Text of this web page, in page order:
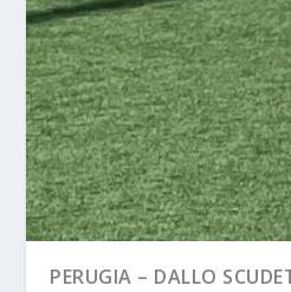
PERUGIA – DALLO